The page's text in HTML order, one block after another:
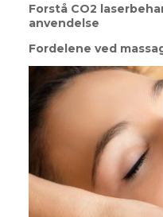
Forstå CO2
anvendelse
Fordelene ved